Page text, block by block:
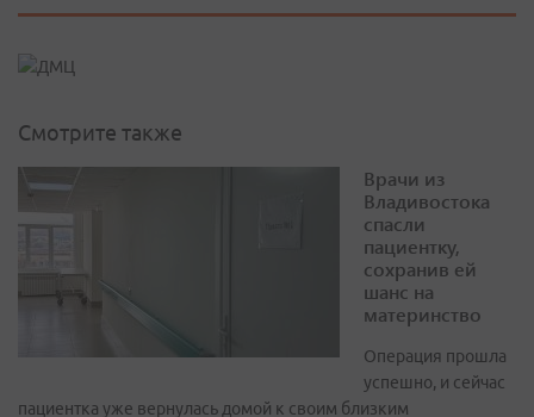
Смотрите также
Врачи из
Владивостока
спасли
пациентку,
сохранив ей
шанс на
материнство
Операция прошла
успешно, и сейчас
пациентка уже вернулась домой к своим близким